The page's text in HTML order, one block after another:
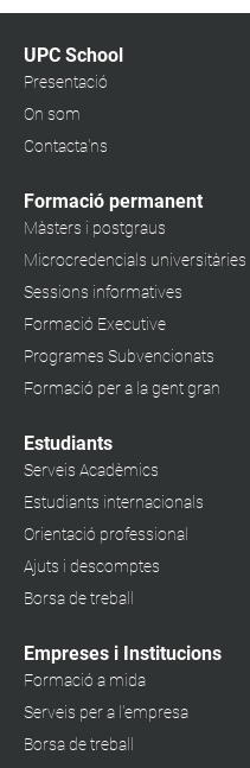
UPC School
Presentació
On som
Contacta'ns
Formació permanent
Màsters i postgraus
Microcredencials universitàries
Sessions informatives
Formació Executive
Programes Subvencionats
Formació per a la gent gran
Estudiants
Serveis Acadèmics
Estudiants internacionals
Orientació professional
Ajuts i descomptes
Borsa de treball
Empreses i Institucions
Formació a mida
Serveis per a l'empresa
Borsa de treball